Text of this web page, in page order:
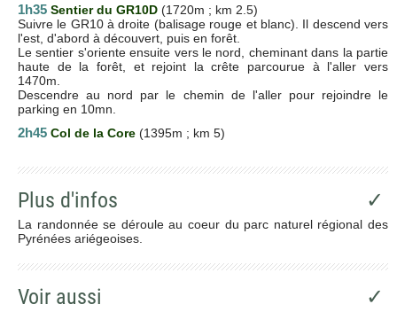
1h35 Sentier du GR10D (1720m ; km 2.5)
Suivre le GR10 à droite (balisage rouge et blanc). Il descend vers
l'est, d'abord à découvert, puis en forêt.
Le sentier s'oriente ensuite vers le nord, cheminant dans la partie
haute de la forêt, et rejoint la crête parcourue à l'aller vers
1470m.
Descendre au nord par le chemin de l'aller pour rejoindre le
parking en 10mn.
2h45 Col de la Core (1395m ; km 5)
Plus d'infos ✓
La randonnée se déroule au coeur du parc naturel régional des
Pyrénées ariégeoises.
Voir aussi ✓